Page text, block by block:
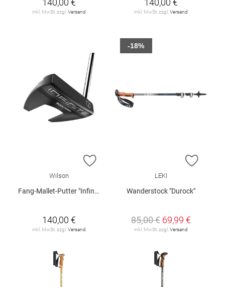
140,00 €
inkl. MwSt. zzgl. Versand
140,00 €
inkl. MwSt. zzgl. Versand
ZUR WUNSCHLISTE HINZUFÜGEN
Wilson
Fang-Mallet-Putter "Infinite Bucktown"
140,00 €
inkl. MwSt. zzgl. Versand
ZUR
LEKI
Wanderstock "Durock"
85,00 € 69,99 €
inkl. MwSt. zzgl. Versand
-18%